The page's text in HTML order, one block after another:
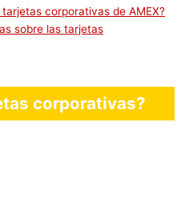
tarjetas corporativas de AMEX?
sobre las tarjetas
corporativas?